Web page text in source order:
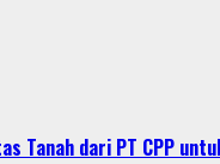
Tanah dari PT CPP